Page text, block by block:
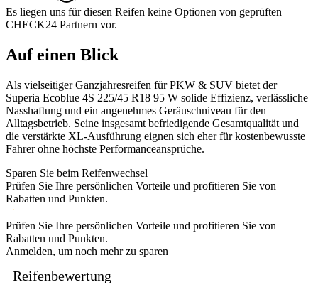
Es liegen uns für diesen Reifen keine Optionen von geprüften
CHECK24 Partnern vor.
Auf einen Blick
Als vielseitiger Ganzjahresreifen für PKW & SUV bietet der
Superia Ecoblue 4S 225/45 R18 95 W solide Effizienz, verlässliche
Nasshaftung und ein angenehmes Geräuschniveau für den
Alltagsbetrieb. Seine insgesamt befriedigende Gesamtqualität und
die verstärkte XL-Ausführung eignen sich eher für kostenbewusste
Fahrer ohne höchste Performanceansprüche.
Sparen Sie beim Reifenwechsel
Prüfen Sie Ihre persönlichen Vorteile und profitieren Sie von
Rabatten und Punkten.
Prüfen Sie Ihre persönlichen Vorteile und profitieren Sie von
Rabatten und Punkten.
Anmelden, um noch mehr zu sparen
Reifenbewertung